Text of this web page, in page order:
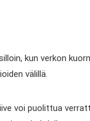
kun verkon
välillä.
voi puolittua